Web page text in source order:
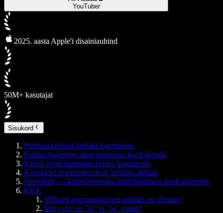
YouTuber
2025. aasta Apple'i disainiauhind
50M+ kasutajat
Sisukord
Prantsuskeelsed artiklid lugemiseks
Kuidas lugemine aitab prantsuse keelt õppida
Kiired nipid prantsuse keeles lugemiseks
Kasulikud prantsuskeelsete artiklite allikad
Speechify — kõnesünteesiga õpid prantsuse keelt kiiremini
KKK
Millised prantsuskeelsed artiklid on olemas?
Mis vahe on "le" ja "la" vahel?